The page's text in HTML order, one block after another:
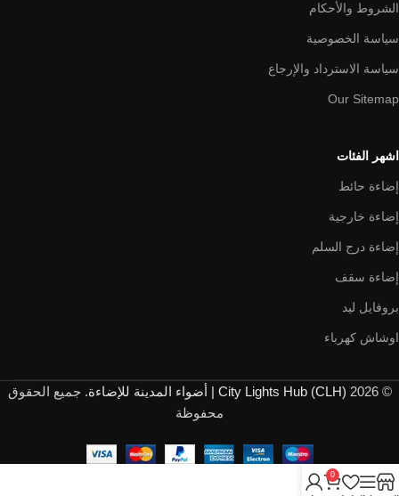
الشروط والأحكام
سياسة الخصوصية
سياسة الاسترداد والإرجاع
Our Sitemap
اشهر الفئات
إضاءة حائط
إضاءة خارجية
إضاءة درج السلم
إضاءة سقف
بروفايل ليد
اوشاش كهرباء
© 2026 City Lights Hub (CLH) | أضواء المدينة للإضاءة
. جميع الحقوق
محفوظة
0